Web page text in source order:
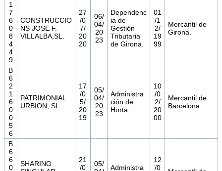
1
7
6
0
8
4
4
9
CONSTRUCCIO
NS JOSE F.
VILLALBA,SL.
27
/0
7/
20
20
06/
04/
20
23
Dependenc
ia de
Gestión
Tributaria
de Girona.
01
/1
2/
19
99
Mercantil de
Girona.
B
6
2
1
6
0
0
5
6
PATRIMONIAL
URBION, SL.
17
/0
5/
20
19
05/
04/
20
23
Administra
ción de
Horta.
10
/0
2/
20
00
Mercantil de
Barcelona.
B
6
6
0
SHARING
21
/0
05/
Administra
12
/0